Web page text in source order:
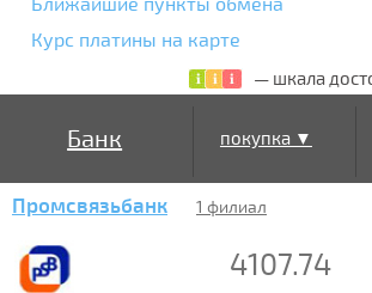
Курс платины на карте
— шкала
Банк покупка ▼
Промсвязьбанк 1 филиал
4107.74